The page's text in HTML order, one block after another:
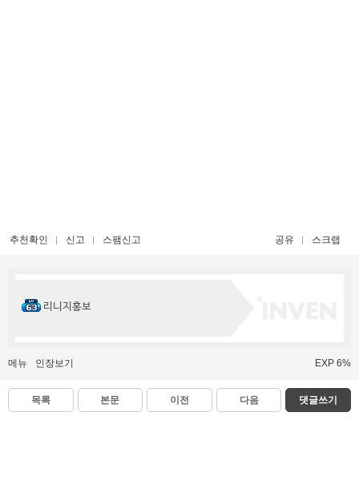
추천확인 신고 스팸신고 공유 스크랩
리니지홍보
메뉴 인장보기 EXP 6%
목록 본문 이전 다음 댓글쓰기